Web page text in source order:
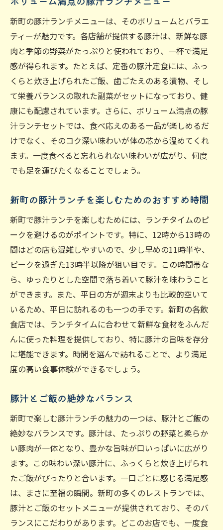
新町の豚汁ランチメニューは、そのボリュームとバラエ
ティーが魅力です。各店舗が提供する豚汁は、新鮮な豚
肉と季節の野菜がたっぷりと使われており、一杯で満足
感が得られます。たとえば、定番の豚汁定食には、ふっ
くらと炊き上げられたご飯、歯ごたえのある漬物、そし
て栄養バランスの取れた副菜がセットになっており、健
康にも配慮されています。さらに、ボリューム満点の豚
汁ランチセットでは、食べ応えのある一品が楽しめるだ
けでなく、そのコク深い味わいが体の芯から温めてくれ
ます。一度食べると忘れられない味わいが広がり、何度
でも足を運びたくなることでしょう。
新町の豚汁ランチを楽しむためのおすすめ時間
新町で豚汁ランチを楽しむためには、ランチタイムのピ
ークを避けるのがポイントです。特に、12時から13時の
間はどの店も混雑しやすいので、少し早めの11時半や、
ピークを過ぎた13時半以降が狙い目です。この時間帯な
ら、ゆったりとした空間で落ち着いて豚汁を味わうこと
ができます。また、平日の方が週末よりも比較的空いて
いるため、平日に訪れるのも一つの手です。新町の各飲
食店では、ランチタイムに合わせて新鮮な食材をふんだ
んに使った料理を提供しており、特に豚汁の旨味を存分
に堪能できます。時間を選んで訪れることで、より満足
度の高い食事体験ができるでしょう。
豚汁とご飯の絶妙なバランス
新町で楽しむ豚汁ランチの魅力の一つは、豚汁とご飯の
絶妙なバランスです。豚汁は、たっぷりの野菜と柔らか
い豚肉が一体となり、豊かな旨味が口いっぱいに広がり
ます。この味わい深い豚汁に、ふっくらと炊き上げられ
たご飯がぴったりと合います。一口ごとに感じる満足感
は、まさに至福の瞬間。新町の多くのレストランでは、
豚汁とご飯のセットメニューが提供されており、そのバ
ランスにこだわりがあります。どこのお店でも、一度食